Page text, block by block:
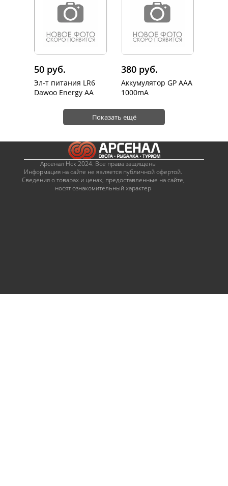
50 руб.
Эл-т питания LR6
Dawoo Energy AA
380 руб.
Аккумулятор GP ААА
1000mA
Показать ещё
Арсенал Нск 2024. Все права защищены
Информация на сайте не является публичной офертой.
Сведения о товарах и ценах, предоставленные на сайте,
носят ознакомительный характер